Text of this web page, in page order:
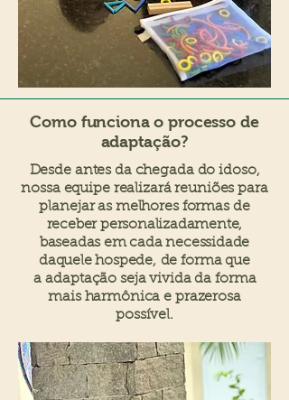
Como funciona o processo de
adaptação?
Desde antes da chegada do idoso,
nossa equipe realizará reuniões para
planejar as melhores formas de
receber personalizadamente,
baseadas em cada necessidade
daquele hospede, de forma que
aadaptação seja vivida da forma
mais harmônica e prazerosa
possível.